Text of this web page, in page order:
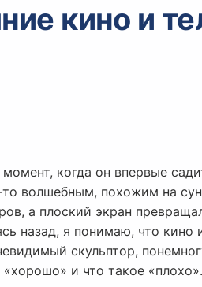
кино и
когда он впервые
волшебным, похожим на
а плоский экран
назад, я понимаю, что
скульптор,
и что такое «плохо».